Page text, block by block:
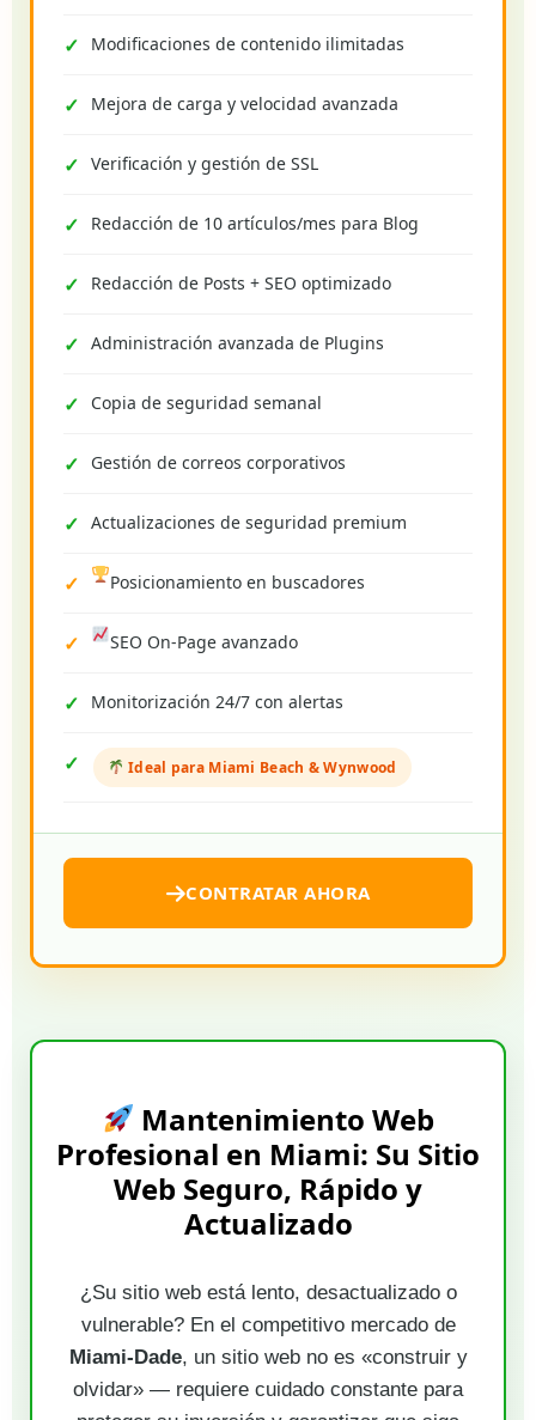
Modificaciones de contenido ilimitadas
Mejora de carga y velocidad avanzada
Verificación y gestión de SSL
Redacción de 10 artículos/mes para Blog
Redacción de Posts + SEO optimizado
Administración avanzada de Plugins
Copia de seguridad semanal
Gestión de correos corporativos
Actualizaciones de seguridad premium
Posicionamiento en buscadores
SEO On-Page avanzado
Monitorización 24/7 con alertas
Ideal para Miami Beach & Wynwood
CONTRATAR AHORA
Mantenimiento Web
Profesional en Miami: Su Sitio
Web Seguro, Rápido y
Actualizado
¿Su sitio web está lento, desactualizado o
vulnerable? En el competitivo mercado de
Miami-Dade, un sitio web no es «construir y
olvidar» — requiere cuidado constante para